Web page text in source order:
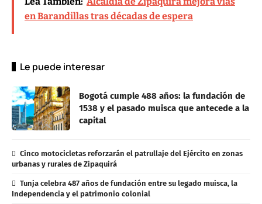
en Barandillas tras décadas de espera
Le puede interesar
Bogotá cumple 488 años: la fundación de
1538 y el pasado muisca que antecede a la
capital
Cinco motocicletas reforzarán el patrullaje del Ejército en zonas
urbanas y rurales de Zipaquirá
Tunja celebra 487 años de fundación entre su legado muisca, la
Independencia y el patrimonio colonial